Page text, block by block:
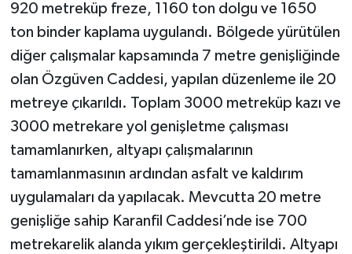
920 metreküp freze, 1160 ton dolgu ve 1650
ton binder kaplama uygulandı. Bölgede yürütülen
diğer çalışmalar kapsamında 7 metre genişliğinde
olan Özgüven Caddesi, yapılan düzenleme ile 20
metreye çıkarıldı. Toplam 3000 metreküp kazı ve
3000 metrekare yol genişletme çalışması
tamamlanırken, altyapı çalışmalarının
tamamlanmasının ardından asfalt ve kaldırım
uygulamaları da yapılacak. Mevcutta 20 metre
genişliğe sahip Karanfil Caddesi’nde ise 700
metrekarelik alanda yıkım gerçekleştirildi. Altyapı